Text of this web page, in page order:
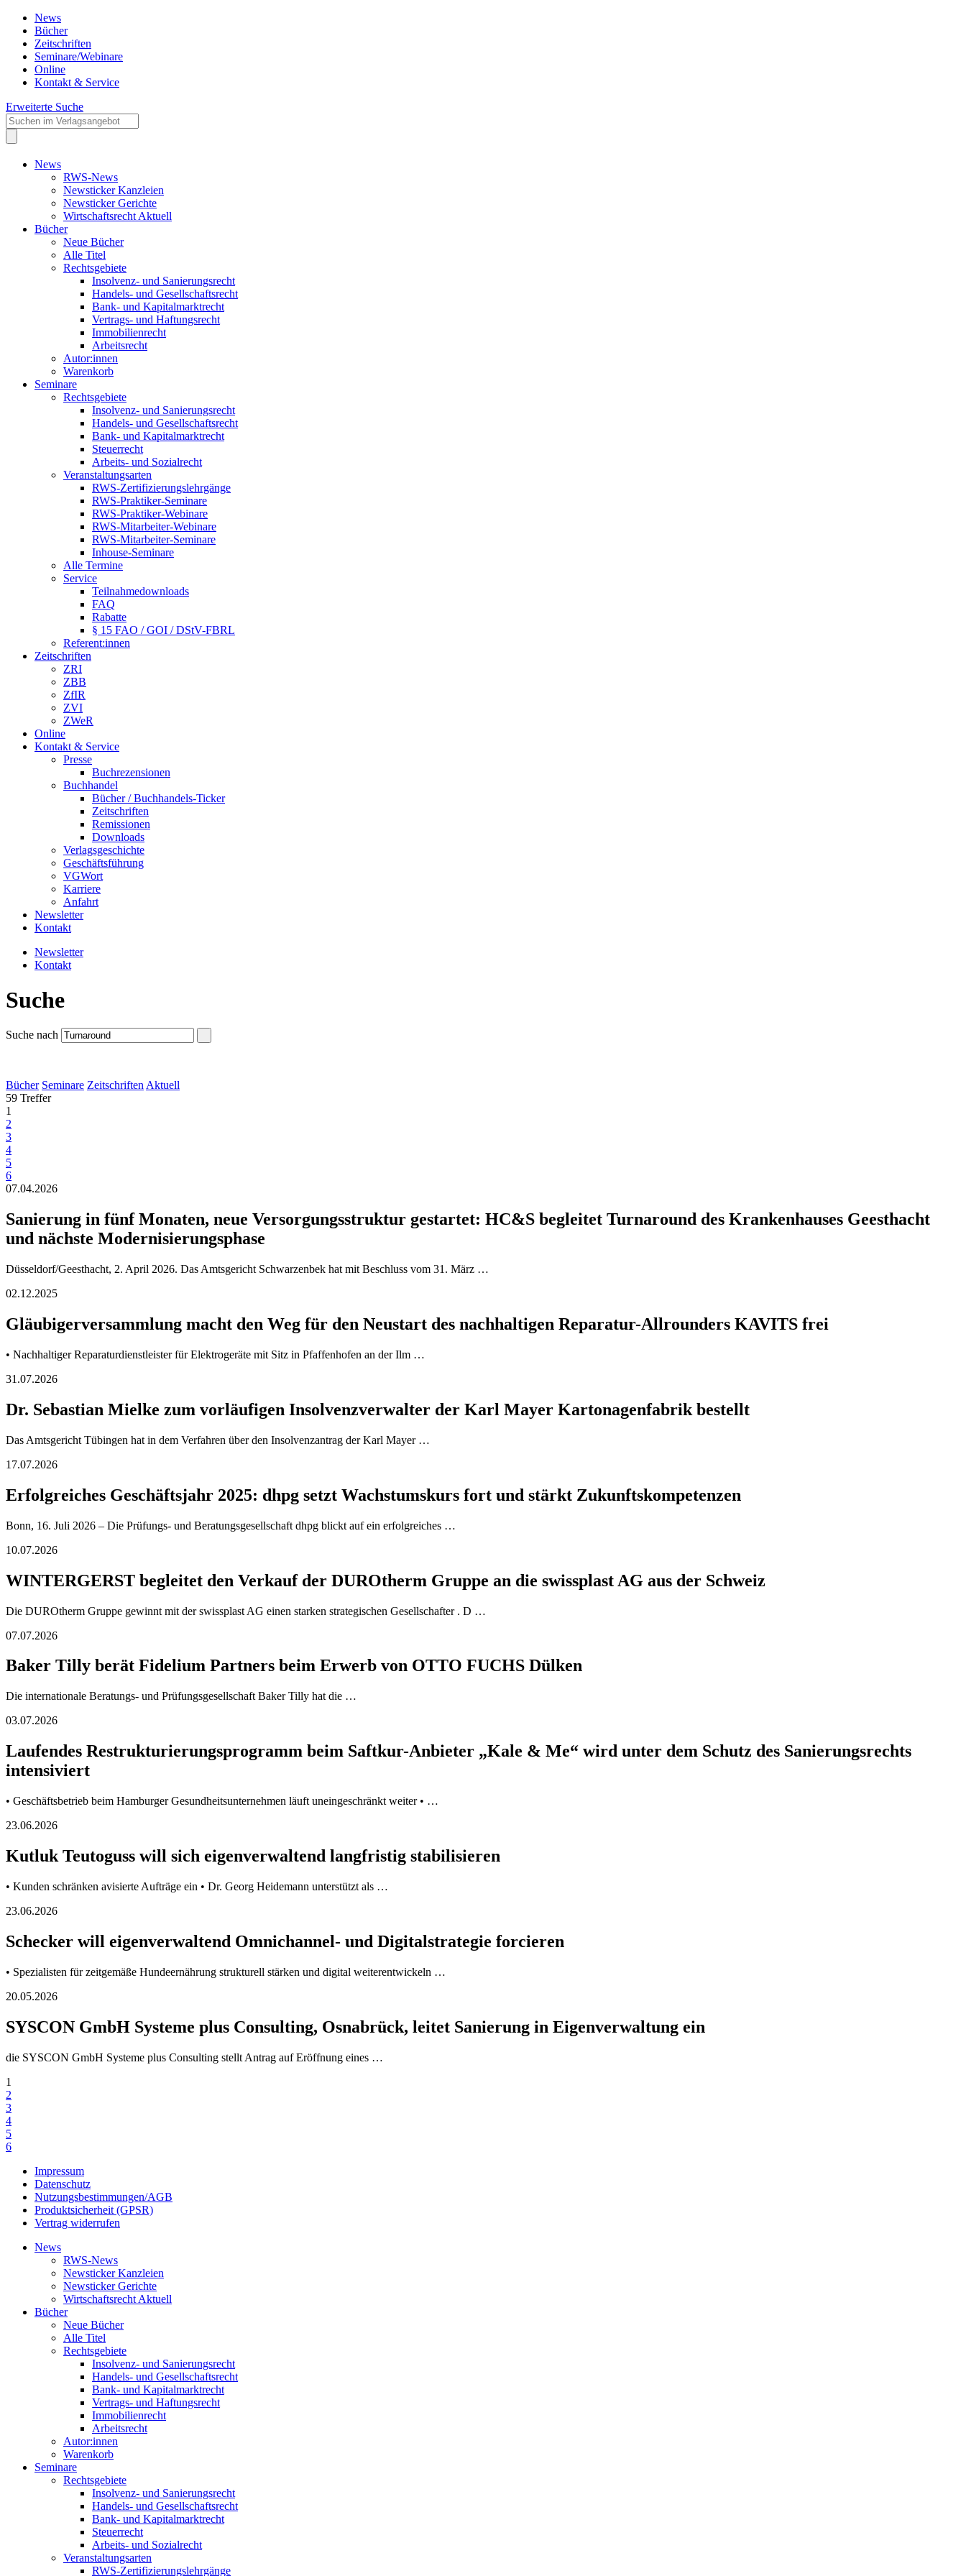
News
Bücher
Zeitschriften
Seminare/Webinare
Online
Kontakt & Service
Erweiterte Suche
News
RWS-News
Newsticker Kanzleien
Newsticker Gerichte
Wirtschaftsrecht Aktuell
Bücher
Neue Bücher
Alle Titel
Rechtsgebiete
Insolvenz- und Sanierungsrecht
Handels- und Gesellschaftsrecht
Bank- und Kapitalmarktrecht
Vertrags- und Haftungsrecht
Immobilienrecht
Arbeitsrecht
Autor:innen
Warenkorb
Seminare
Rechtsgebiete
Insolvenz- und Sanierungsrecht
Handels- und Gesellschaftsrecht
Bank- und Kapitalmarktrecht
Steuerrecht
Arbeits- und Sozialrecht
Veranstaltungsarten
RWS-Zertifizierungslehrgänge
RWS-Praktiker-Seminare
RWS-Praktiker-Webinare
RWS-Mitarbeiter-Webinare
RWS-Mitarbeiter-Seminare
Inhouse-Seminare
Alle Termine
Service
Teilnahmedownloads
FAQ
Rabatte
§ 15 FAO / GOI / DStV-FBRL
Referent:innen
Zeitschriften
ZRI
ZBB
ZfIR
ZVI
ZWeR
Online
Kontakt & Service
Presse
Buchrezensionen
Buchhandel
Bücher / Buchhandels-Ticker
Zeitschriften
Remissionen
Downloads
Verlagsgeschichte
Geschäftsführung
VGWort
Karriere
Anfahrt
Newsletter
Kontakt
Newsletter
Kontakt
Suche
Suche nach
Bücher Seminare ZeitschriftenAktuell
59 Treffer
1
2
3
4
5
6
07.04.2026
Sanierung in fünf Monaten, neue Versorgungsstruktur gestartet: HC&S begleitet Turnaround des Krankenhauses Geesthacht
und nächste Modernisierungsphase
Düsseldorf/Geesthacht, 2. April 2026. Das Amtsgericht Schwarzenbek hat mit Beschluss vom 31. März …
02.12.2025
Gläubigerversammlung macht den Weg für den Neustart des nachhaltigen Reparatur-Allrounders KAVITS frei
• Nachhaltiger Reparaturdienstleister für Elektrogeräte mit Sitz in Pfaffenhofen an der Ilm …
31.07.2026
Dr. Sebastian Mielke zum vorläufigen Insolvenzverwalter der Karl Mayer Kartonagenfabrik bestellt
Das Amtsgericht Tübingen hat in dem Verfahren über den Insolvenzantrag der Karl Mayer …
17.07.2026
Erfolgreiches Geschäftsjahr 2025: dhpg setzt Wachstumskurs fort und stärkt Zukunftskompetenzen
Bonn, 16. Juli 2026 – Die Prüfungs- und Beratungsgesellschaft dhpg blickt auf ein erfolgreiches …
10.07.2026
WINTERGERST begleitet den Verkauf der DUROtherm Gruppe an die swissplast AG aus der Schweiz
Die DUROtherm Gruppe gewinnt mit der swissplast AG einen starken strategischen Gesellschafter . D …
07.07.2026
Baker Tilly berät Fidelium Partners beim Erwerb von OTTO FUCHS Dülken
Die internationale Beratungs- und Prüfungsgesellschaft Baker Tilly hat die …
03.07.2026
Laufendes Restrukturierungsprogramm beim Saftkur-Anbieter „Kale & Me“ wird unter dem Schutz des Sanierungsrechts
intensiviert
• Geschäftsbetrieb beim Hamburger Gesundheitsunternehmen läuft uneingeschränkt weiter • …
23.06.2026
Kutluk Teutoguss will sich eigenverwaltend langfristig stabilisieren
• Kunden schränken avisierte Aufträge ein • Dr. Georg Heidemann unterstützt als …
23.06.2026
Schecker will eigenverwaltend Omnichannel- und Digitalstrategie forcieren
• Spezialisten für zeitgemäße Hundeernährung strukturell stärken und digital weiterentwickeln …
20.05.2026
SYSCON GmbH Systeme plus Consulting, Osnabrück, leitet Sanierung in Eigenverwaltung ein
die SYSCON GmbH Systeme plus Consulting stellt Antrag auf Eröffnung eines …
1
2
3
4
5
6
Impressum
Datenschutz
Nutzungsbestimmungen/AGB
Produktsicherheit (GPSR)
Vertrag widerrufen
News
RWS-News
Newsticker Kanzleien
Newsticker Gerichte
Wirtschaftsrecht Aktuell
Bücher
Neue Bücher
Alle Titel
Rechtsgebiete
Insolvenz- und Sanierungsrecht
Handels- und Gesellschaftsrecht
Bank- und Kapitalmarktrecht
Vertrags- und Haftungsrecht
Immobilienrecht
Arbeitsrecht
Autor:innen
Warenkorb
Seminare
Rechtsgebiete
Insolvenz- und Sanierungsrecht
Handels- und Gesellschaftsrecht
Bank- und Kapitalmarktrecht
Steuerrecht
Arbeits- und Sozialrecht
Veranstaltungsarten
RWS-Zertifizierungslehrgänge